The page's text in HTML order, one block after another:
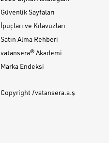
Güvenlik Sayfaları
İpuçları ve Kılavuzları
Satın Alma Rehberi
vatansera® Akademi
Marka Endeksi
Copyright /vatansera.a.ş